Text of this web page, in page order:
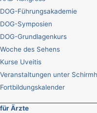
DOG-Führungsakademie
DOG-Symposien
DOG-Grundlagenkurs
Woche des Sehens
Kurse Uveitis
Veranstaltungen unter
Fortbildungskalender
für Ärzte